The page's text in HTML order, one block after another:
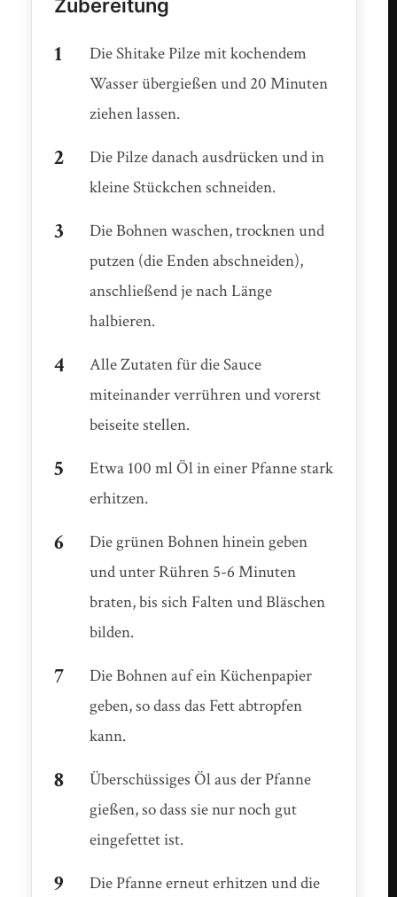
Zubereitung
Die Shitake Pilze mit kochendem
Wasser übergießen und 20 Minuten
ziehen lassen.
Die Pilze danach ausdrücken und in
kleine Stückchen schneiden.
Die Bohnen waschen, trocknen und
putzen (die Enden abschneiden),
anschließend je nach Länge
halbieren.
Alle Zutaten für die Sauce
miteinander verrühren und vorerst
beiseite stellen.
Etwa 100 ml Öl in einer Pfanne stark
erhitzen.
Die grünen Bohnen hinein geben
und unter Rühren 5-6 Minuten
braten, bis sich Falten und Bläschen
bilden.
Die Bohnen auf ein Küchenpapier
geben, so dass das Fett abtropfen
kann.
Überschüssiges Öl aus der Pfanne
gießen, so dass sie nur noch gut
eingefettet ist.
Die Pfanne erneut erhitzen und die